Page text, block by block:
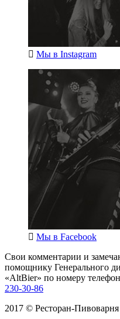
Мы в Instagram
Мы в Facebook
Свои комментарии и
помощнику Генерального
«AltBier» по номеру
230-30-86
2017 © Ресторан-